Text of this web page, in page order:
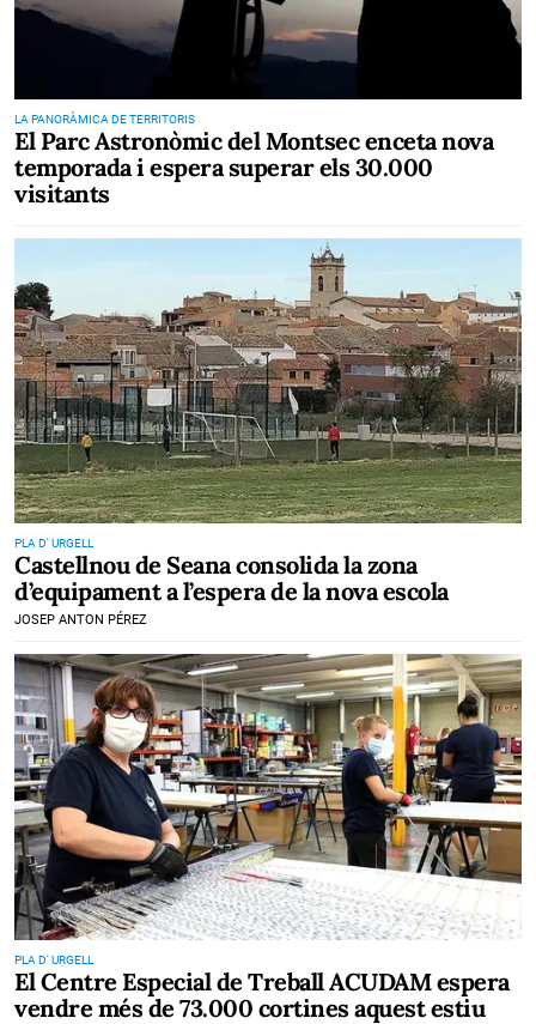
LA PANORÀMICA DE TERRITORIS
El Parc Astronòmic del Montsec enceta nova
temporada i espera superar els 30.000
visitants
PLA D' URGELL
Castellnou de Seana consolida la zona
d’equipament a l’espera de la nova escola
JOSEP ANTON PÉREZ
PLA D' URGELL
El Centre Especial de Treball ACUDAM espera
vendre més de 73.000 cortines aquest estiu